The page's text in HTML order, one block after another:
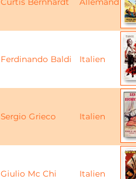
Ferdinando Baldi Italien
Sergio Grieco Italien
Giulio Mc Chi Italien